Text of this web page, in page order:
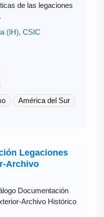
de las legaciones
(IH), CSIC
América del Sur
Legaciones
Archivo
Documentación
Archivo Histórico